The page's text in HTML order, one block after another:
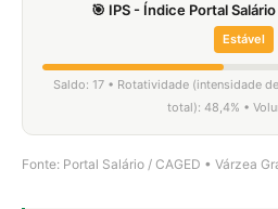
🎯 IPS - Índice Portal
Estável
Saldo: 17 • Rotatividade (intensidade
total): 48,4% •
Fonte: Portal Salário / CAGED • Várzea